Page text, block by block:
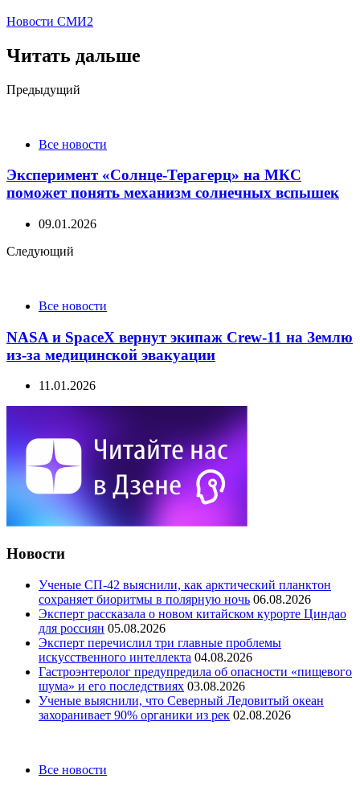
Новости СМИ2
Читать дальше
Post
Предыдущий
Все новости
Эксперимент «Солнце-Терагерц» на МКС
поможет понять механизм солнечных вспышек
09.01.2026
Следующий
Все новости
NASA и SpaceX вернут экипаж Crew-11 на Землю
из-за медицинской эвакуации
11.01.2026
Новости
Ученые СП-42 выяснили, как арктический планктон
сохраняет биоритмы в полярную ночь 06.08.2026
Эксперт рассказала о новом китайском курорте Циндао
для россиян 05.08.2026
Эксперт перечислил три главные проблемы
искусственного интеллекта 04.08.2026
Гастроэнтеролог предупредила об опасности «пищевого
шума» и его последствиях 03.08.2026
Ученые выяснили, что Северный Ледовитый океан
захоранивает 90% органики из рек 02.08.2026
CategoriesВсе новости